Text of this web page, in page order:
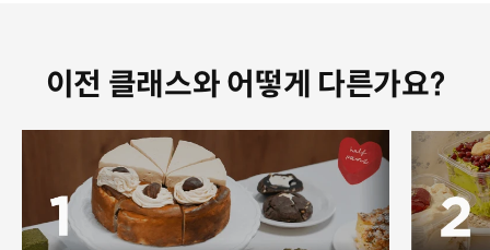
이전 클래스와 어떻게 다른가요?